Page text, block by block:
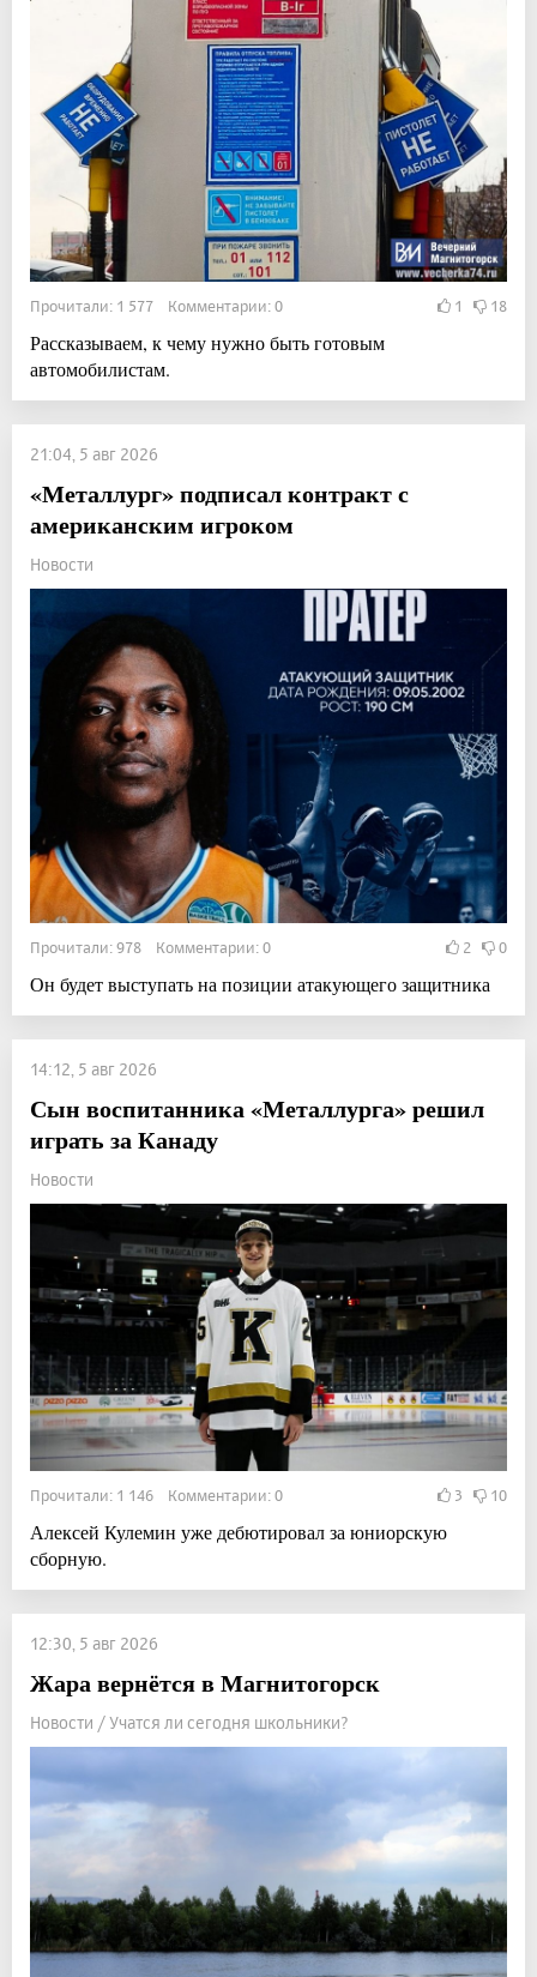
Прочитали: 1 577 Комментарии: 0 1 18
Рассказываем, к чему нужно быть готовым
автомобилистам.
21:04, 5 авг 2026
«Металлург» подписал контракт с
американским игроком
Новости
Прочитали: 978 Комментарии: 0 2 0
Он будет выступать на позиции атакующего защитника
14:12, 5 авг 2026
Сын воспитанника «Металлурга» решил
играть за Канаду
Новости
Прочитали: 1 146 Комментарии: 0 3 10
Алексей Кулемин уже дебютировал за юниорскую
сборную.
12:30, 5 авг 2026
Жара вернётся в Магнитогорск
Новости / Учатся ли сегодня школьники?